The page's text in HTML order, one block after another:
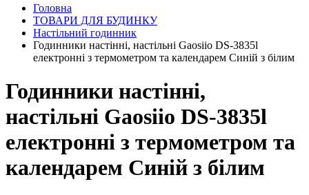
Головна
ТОВАРИ ДЛЯ БУДИНКУ
Настільний годинник
Годинники настінні, настільні Gaosiio DS-3835l
електронні з термометром та календарем Синій з білим
Годинники настінні,
настільні Gaosiio DS-3835l
електронні з термометром та
календарем Синій з білим